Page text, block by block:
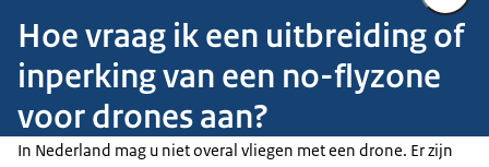
Hoe vraag ik een uitbreiding of
inperking van een no-flyzone
voor drones aan?
In Nederland mag u niet overal vliegen met een drone. Er zijn